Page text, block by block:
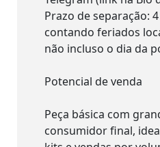
Prazo de separação:
contando feriados
não incluso o dia da
Potencial de venda
Peça básica com
consumidor final,